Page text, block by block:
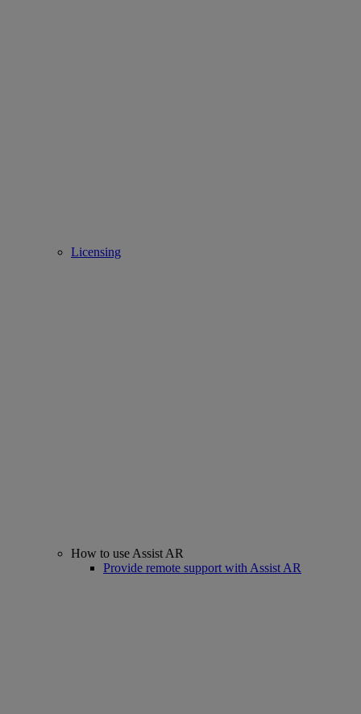
Licensing
How to use Assist AR
Provide remote support with Assist AR